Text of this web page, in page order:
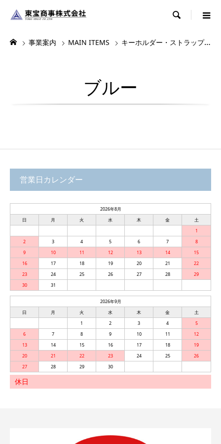

事業案内 MAIN ITEMS キーホルダー・ストラップ・根付
ブルー
営業日カレンダー
2026年8月
日
月 火 水 木 金
土
1
2
3 4 5 6 7
8
9
10 11 12 13 14
15
16
17 18 19 20 21
22
23
24 25 26 27 28
29
30
31
2026年9月
日
月 火 水 木 金
土
1
2 3 4
5
6
7 8 9 10 11
12
13
14 15 16 17 18
19
20
21 22 23 24 25
26
27
28 29 30
休日